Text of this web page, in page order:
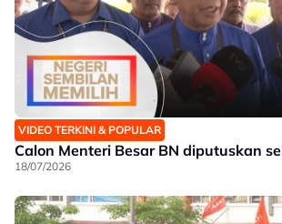
VIDEO TERKINI & POPULAR
Calon Menteri Besar BN diputuskan
18/07/2026